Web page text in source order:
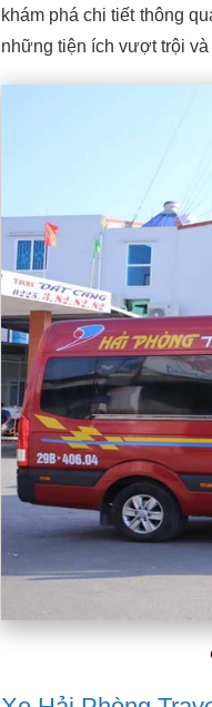
khám phá chi tiết thông
những tiện ích vượt trội